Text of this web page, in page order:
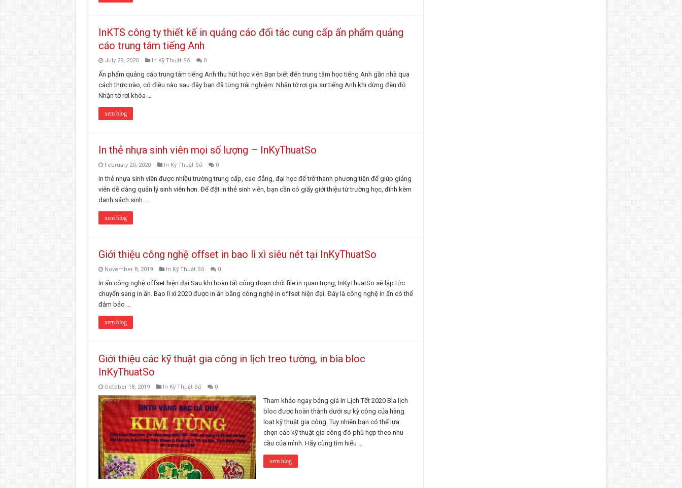
InKTS công ty thiết kế in quảng cáo đối tác cung cấp ấn phẩm quảng
cáo trung tâm tiếng Anh
July 29, 2020 In Kỹ Thuật Số 0
Ấn phẩm quảng cáo trung tâm tiếng Anh thu hút học viên Bạn biết đến trung tâm học tiếng Anh gần nhà qua
cách thức nào, có điều nào sau đây bạn đã từng trải nghiệm: Nhận tờ rơi gia sư tiếng Anh khi dừng đèn đỏ
Nhận tờ rơi khóa …
xem blog
In thẻ nhựa sinh viên mọi số lượng – InKyThuatSo
February 20, 2020 In Kỹ Thuật Số 0
In thẻ nhựa sinh viên được nhiều trường trung cấp, cao đẳng, đại học để trở thành phương tiện để giúp giảng
viên dễ dàng quản lý sinh viên hơn. Để đặt in thẻ sinh viên, bạn cần có giấy giới thiệu từ trường học, đính kèm
danh sách sinh …
xem blog
Giới thiệu công nghệ offset in bao lì xì siêu nét tại InKyThuatSo
November 8, 2019 In Kỹ Thuật Số 0
In ấn công nghệ offset hiện đại Sau khi hoàn tất công đoạn chốt file in quan trọng, InKyThuatSo sẽ lập tức
chuyển sang in ấn. Bao lì xì 2020 được in ấn bằng công nghệ in offset hiện đại. Đây là công nghệ in ấn có thể
đảm bảo …
xem blog
Giới thiệu các kỹ thuật gia công in lịch treo tường, in bìa bloc
InKyThuatSo
October 18, 2019 In Kỹ Thuật Số 0
Tham khảo ngay bảng giá In Lịch Tết 2020 Bìa lịch
bloc được hoàn thành dưới sự kỳ công của hàng
loạt kỹ thuật gia công. Tuy nhiên bạn có thể lựa
chọn các kỹ thuật gia công đó phù hợp theo nhu
cầu của mình. Hãy cùng tìm hiểu …
xem blog